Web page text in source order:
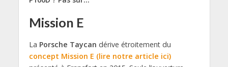
Mission E
La Porsche Taycan dérive étroitement du
concept Mission E (lire notre article ici)